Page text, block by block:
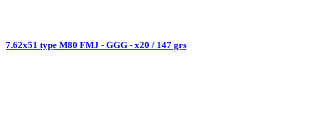
7.62x51 type M80 FMJ - GGG - x20 / 147 grs